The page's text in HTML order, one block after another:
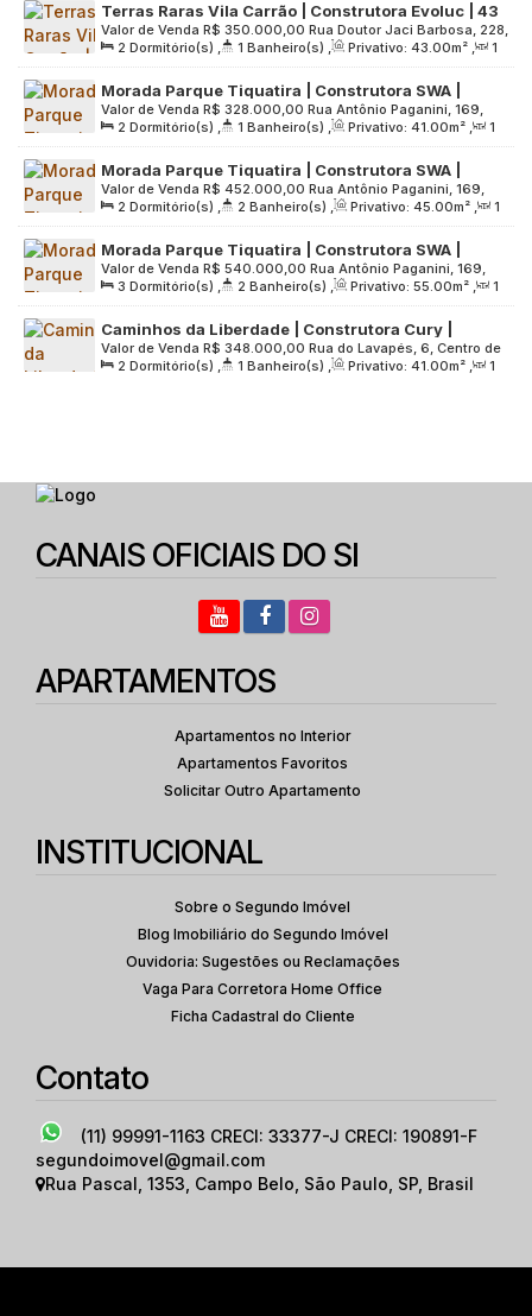
Terras Raras Vila Carrão | Construtora Evoluc | 43
metros | 02 dormitórios | com varanda | sem vaga
R$ 350.000,00
Valor de Venda
Rua Doutor Jaci Barbosa, 228,
Zona Leste, 03447-000, Vila Carrão, São Paulo, São Paulo,
Brasil
2 Dormitório(s) , 1 Banheiro(s) , Privativo: 43.00m² ,
1
Sala(s) , Útil: 43.00m² , Terreno: 2129.00m²
Morada Parque Tiquatira | Construtora SWA |
Lançamento | 41 metros | 02 dormitórios | com
varanda | sem vaga
R$ 328.000,00
Valor de Venda
Rua Antônio Paganini, 169,
Zona Leste, 03732-140, Chácara Cruzeiro do Sul, São Paulo,
São Paulo, Brasil
2 Dormitório(s) , 1 Banheiro(s) , Privativo: 41.00m² ,
1
Sala(s) , Útil: 41.00m² , Terreno: 4761.00m²
Morada Parque Tiquatira | Construtora SWA |
Lançamento | 45 metros | 02 dormitórios | suíte |
varanda | 01 vaga
R$ 452.000,00
Valor de Venda
Rua Antônio Paganini, 169,
Zona Leste, 03732-140, Chácara Cruzeiro do Sul, São Paulo,
São Paulo, Brasil
2 Dormitório(s) , 2 Banheiro(s) , Privativo: 45.00m² ,
1
Sala(s) , 1 Suíte(s) , 1 Vaga(s) , Útil: 45.00m² ,
Terreno:
4761.00m²
Morada Parque Tiquatira | Construtora SWA |
Lançamento | 55 metros | 03 dormitórios | suíte |
varanda | 01 vaga
R$ 540.000,00
Valor de Venda
Rua Antônio Paganini, 169,
Zona Leste, 03732-140, Chácara Cruzeiro do Sul, São Paulo,
São Paulo, Brasil
3 Dormitório(s) , 2 Banheiro(s) , Privativo: 55.00m² ,
1
Sala(s) , 1 Suíte(s) , 1 Vaga(s) , Útil: 55.00m² ,
Terreno:
4761.00m²
Caminhos da Liberdade | Construtora Cury |
Lançamento | 41 metros | 02 dormitórios | com
varanda sem vaga
R$ 348.000,00
Valor de Venda
Rua do Lavapés, 6, Centro de
São Paulo, 01519-000, Cambuci, São Paulo, São Paulo, Brasil
2 Dormitório(s) , 1 Banheiro(s) , Privativo: 41.00m² ,
1
CANAIS OFICIAIS DO SI
APARTAMENTOS
Apartamentos no Interior
Apartamentos Favoritos
Solicitar Outro Apartamento
INSTITUCIONAL
Sobre o Segundo Imóvel
Blog Imobiliário do Segundo Imóvel
Ouvidoria: Sugestões ou Reclamações
Vaga Para Corretora Home Office
Ficha Cadastral do Cliente
Contato
(11) 99991-1163 CRECI: 33377-J CRECI: 190891-F
segundoimovel@gmail.com
Rua Pascal , 1353, Campo Belo, São Paulo, SP, Brasil